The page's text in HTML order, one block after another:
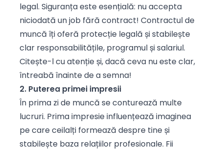
legal. Siguranța este esențială: nu accepta
niciodată un job fără contract! Contractul de
muncă îți oferă protecție legală și stabilește
clar responsabilitățile, programul și salariul.
Citește-l cu atenție și, dacă ceva nu este clar,
întreabă înainte de a semna!
2. Puterea primei impresii
În prima zi de muncă se conturează multe
lucruri. Prima impresie influențează imaginea
pe care ceilalți formează despre tine și
stabilește baza relațiilor profesionale. Fii